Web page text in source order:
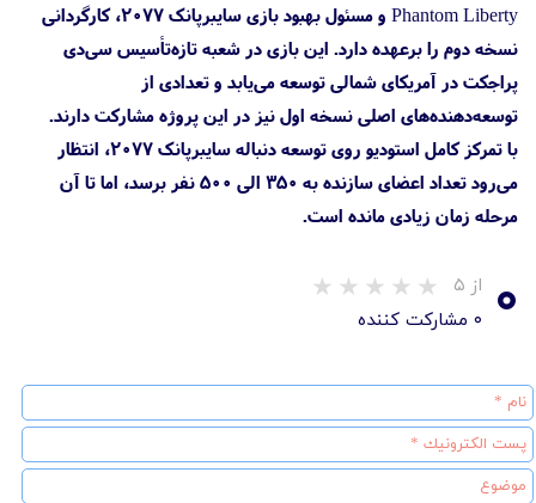
Phantom Liberty و مسئول بهبود بازی سایبرپانک ۲۰۷۷، کارگردانی
نسخه دوم را بر‌عهده دارد. این بازی در شعبه تازه‌تأسیس سی‌دی
پراجکت در آمریکای شمالی توسعه می‌یابد و تعدادی از
توسعه‌دهنده‌های اصلی نسخه اول نیز در این پروژه مشارکت دارند.
با تمرکز کامل استودیو روی توسعه دنباله سایبرپانک ۲۰۷۷، انتظار
می‌رود تعداد اعضای سازنده به ۳۵۰ الی ۵۰۰ نفر برسد، اما تا آن
مرحله زمان زیادی مانده است.
۰ از ۵
۰ مشارکت کننده